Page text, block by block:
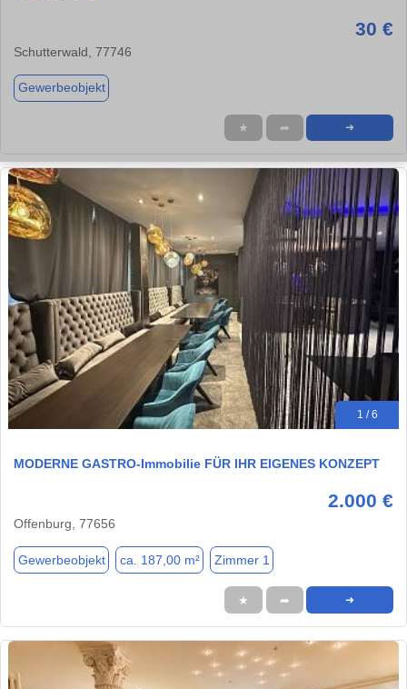
30 €
Schutterwald, 77746
Gewerbeobjekt
★ ➦ ➜
1 / 6
MODERNE GASTRO-Immobilie FÜR IHR EIGENES KONZEPT
2.000 €
Offenburg, 77656
Gewerbeobjekt ca. 187,00 m² Zimmer 1
★ ➦ ➜